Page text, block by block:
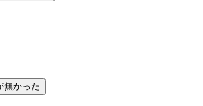
無かった